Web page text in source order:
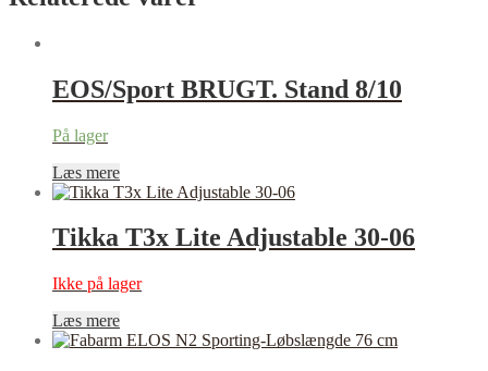
EOS/Sport BRUGT. Stand 8/10
På lager
Læs mere
Tikka T3x Lite Adjustable 30-06
Ikke på lager
Læs mere